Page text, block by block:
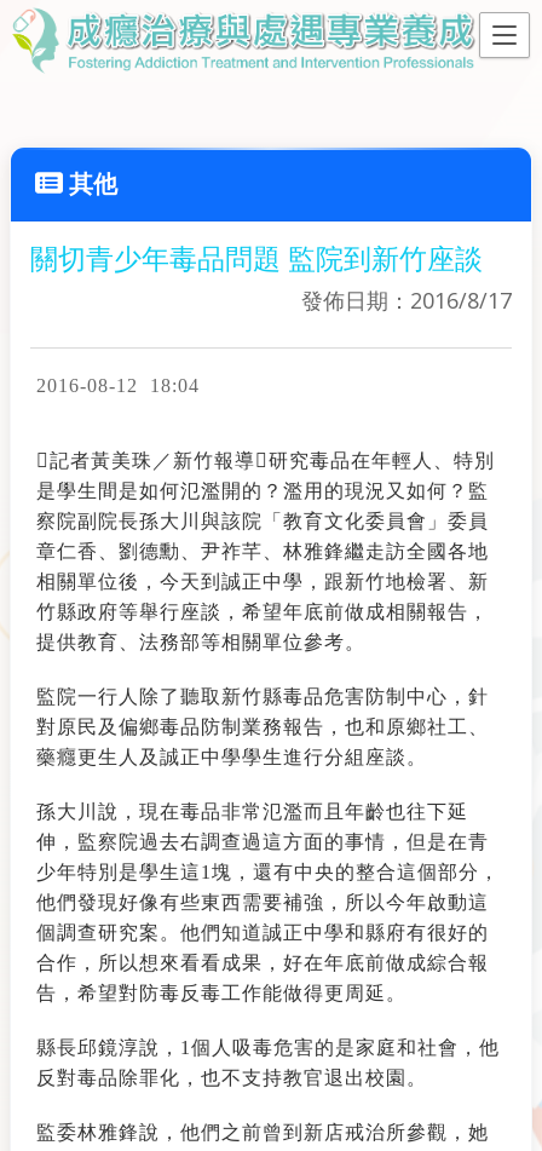
其他
關切青少年毒品問題 監院到新竹座談
發佈日期：2016/8/17
2016-08-12 18:04
記者黃美珠／新竹報導研究毒品在年輕人、特別
是學生間是如何氾濫開的？濫用的現況又如何？監
察院副院長孫大川與該院「教育文化委員會」委員
章仁香、劉德勳、尹祚芊、林雅鋒繼走訪全國各地
相關單位後，今天到誠正中學，跟新竹地檢署、新
竹縣政府等舉行座談，希望年底前做成相關報告，
提供教育、法務部等相關單位參考。
監院一行人除了聽取新竹縣毒品危害防制中心，針
對原民及偏鄉毒品防制業務報告，也和原鄉社工、
藥癮更生人及誠正中學學生進行分組座談。
孫大川說，現在毒品非常氾濫而且年齡也往下延
伸，監察院過去右調查過這方面的事情，但是在青
少年特別是學生這1塊，還有中央的整合這個部分，
他們發現好像有些東西需要補強，所以今年啟動這
個調查研究案。他們知道誠正中學和縣府有很好的
合作，所以想來看看成果，好在年底前做成綜合報
告，希望對防毒反毒工作能做得更周延。
縣長邱鏡淳說，1個人吸毒危害的是家庭和社會，他
反對毒品除罪化，也不支持教官退出校園。
監委林雅鋒說，他們之前曾到新店戒治所參觀，她